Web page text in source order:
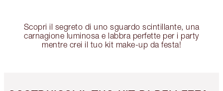
Scopri il segreto di uno sguardo scintillante, una
carnagione luminosa e labbra perfette per i party
mentre crei il tuo kit make-up da festa!